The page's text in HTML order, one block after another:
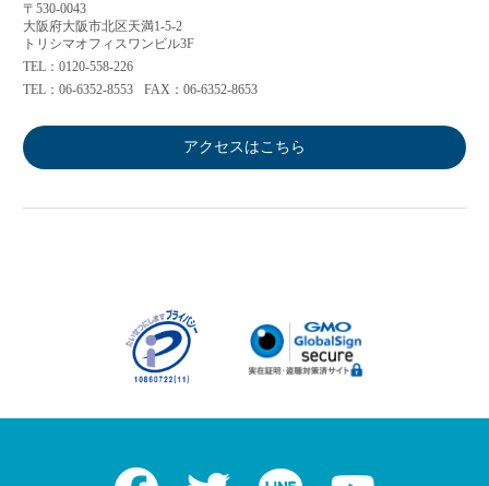
〒530-0043
大阪府大阪市北区天満1-5-2
トリシマオフィスワンビル3F
TEL：0120-558-226
TEL：06-6352-8553
FAX：06-6352-8653
アクセスはこちら
Facebook Twitter LINE